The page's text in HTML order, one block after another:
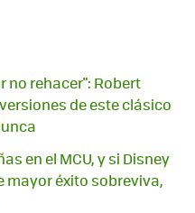
no rehacer": Robert
de este clásico
en el MCU, y si Disney
mayor éxito sobreviva,